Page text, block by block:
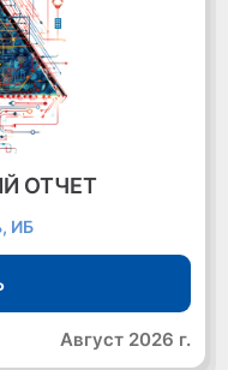
ОТЧЕТ
ИБ
Август 2026 г.